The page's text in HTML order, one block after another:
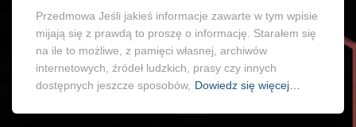
Przedmowa Jeśli jakieś informacje zawarte w tym wpisie
mijają się z prawdą to proszę o informację. Starałem się
na ile to możliwe, z pamięci własnej, archiwów
internetowych, źródeł ludzkich, prasy czy innych
dostępnych jeszcze sposobów, Dowiedz się więcej…